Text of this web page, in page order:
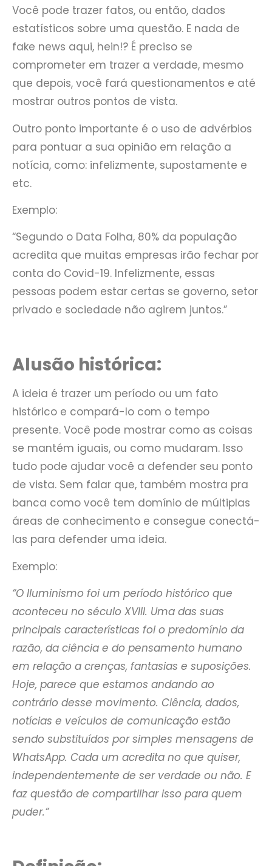
Você pode trazer fatos, ou então, dados
estatísticos sobre uma questão. E nada de
fake news aqui, hein!? É preciso se
comprometer em trazer a verdade, mesmo
que depois, você fará questionamentos e até
mostrar outros pontos de vista.
Outro ponto importante é o uso de advérbios
para pontuar a sua opinião em relação a
notícia, como: infelizmente, supostamente e
etc.
Exemplo:
“Segundo o Data Folha, 80% da população
acredita que muitas empresas irão fechar por
conta do Covid-19. Infelizmente, essas
pessoas podem estar certas se governo, setor
privado e sociedade não agirem juntos.”
Alusão histórica:
A ideia é trazer um período ou um fato
histórico e compará-lo com o tempo
presente. Você pode mostrar como as coisas
se mantém iguais, ou como mudaram. Isso
tudo pode ajudar você a defender seu ponto
de vista. Sem falar que, também mostra pra
banca como você tem domínio de múltiplas
áreas de conhecimento e consegue conectá-
las para defender uma ideia.
Exemplo:
“O Iluminismo foi um período histórico que
aconteceu no século XVIII. Uma das suas
principais características foi o predomínio da
razão, da ciência e do pensamento humano
em relação a crenças, fantasias e suposições.
Hoje, parece que estamos andando ao
contrário desse movimento. Ciência, dados,
notícias e veículos de comunicação estão
sendo substituídos por simples mensagens de
WhatsApp. Cada um acredita no que quiser,
independentemente de ser verdade ou não. E
faz questão de compartilhar isso para quem
puder.”